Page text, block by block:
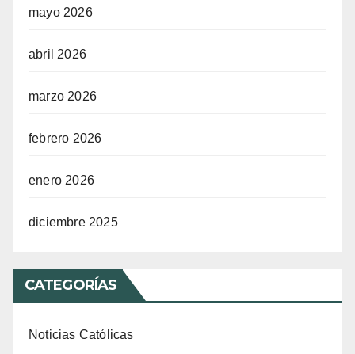
mayo 2026
abril 2026
marzo 2026
febrero 2026
enero 2026
diciembre 2025
CATEGORÍAS
Noticias Católicas